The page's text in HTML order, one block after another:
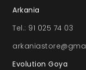
Arkania
Tel.: 91 025 74 03
Evolution Goya